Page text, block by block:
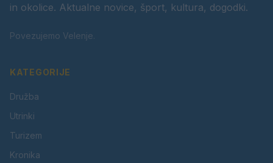
in okolice. Aktualne novice, šport, kultura, dogodki.
Povezujemo Velenje.
KATEGORIJE
Družba
Utrinki
Turizem
Kronika